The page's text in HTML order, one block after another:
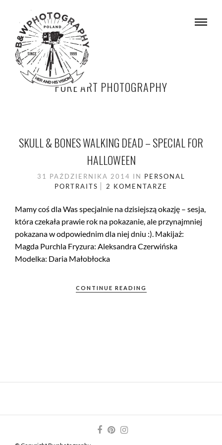
PURE ART PHOTOGRAPHY
SKULL & BONES WALKING DEAD – SPECIAL FOR
HALLOWEEN
31 PAŹDZIERNIKA 2014 IN PERSONAL
PORTRAITS
2 KOMENTARZE
Mamy coś dla Was specjalnie na dzisiejszą okazję – sesja,
która czekała prawie rok na pokazanie, ale przynajmniej
pokazana w odpowiednim dla niej dniu :). Makijaż:
Magda Purchla Fryzura: Aleksandra Czerwińska
Modelka: Daria Małobłocka
CONTINUE READING